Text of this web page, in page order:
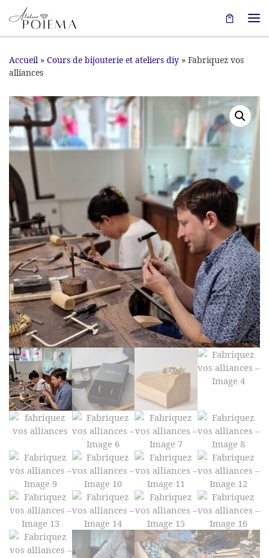
Passer au contenu
Accueil » Cours de bijouterie et ateliers diy » Fabriquez vos
alliances